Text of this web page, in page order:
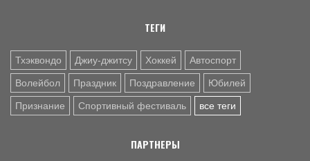
ТЕГИ
Тхэквондо Джиу-джитсу Хоккей Автоспорт
Волейбол Праздник Поздравление Юбилей
Признание Спортивный фестиваль все теги
ПАРТНЕРЫ